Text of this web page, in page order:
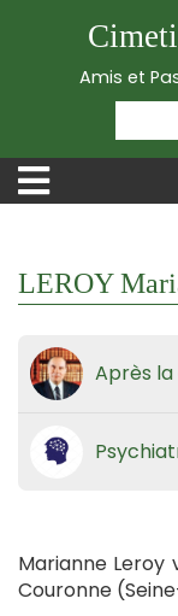
Amis et
LEROY
Après
Marianne Leroy
Couronne